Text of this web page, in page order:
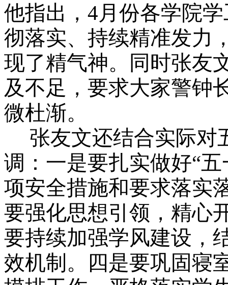
他指出，4月份各学院
彻落实、持续精准发力
现了精气神。同时张友
及不足，要求大家警钟
微杜渐。
张友文还结合实际对
调：一是要扎实做好“
项安全措施和要求落实
要强化思想引领，精心
要持续加强学风建设，
效机制。四是要巩固寝